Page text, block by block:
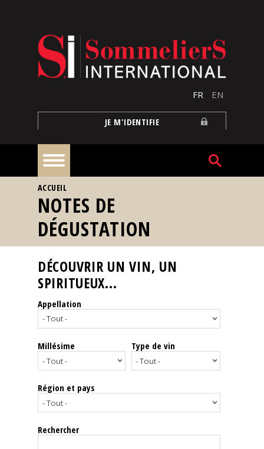
FR EN
JE M'IDENTIFIE
À
la
une
Reportages
Nos
Spiritueux
Notes
dégustation
VOUS ÊTES ICI
ACCUEIL
NOTES DE
DÉGUSTATION
DÉCOUVRIR UN VIN, UN
SPIRITUEUX...
Appellation
Millésime Type de vin
Région et pays
Rechercher